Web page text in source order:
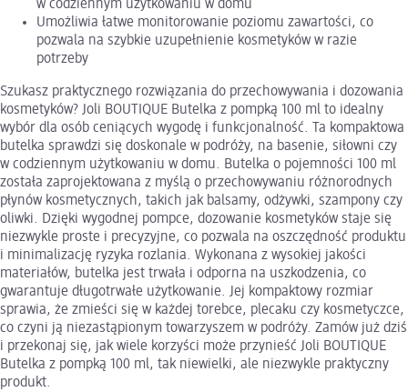
w codziennym użytkowaniu w domu
Umożliwia łatwe monitorowanie poziomu zawartości, co
pozwala na szybkie uzupełnienie kosmetyków w razie
potrzeby
Szukasz praktycznego rozwiązania do przechowywania i dozowania
kosmetyków? Joli BOUTIQUE Butelka z pompką 100 ml to idealny
wybór dla osób ceniących wygodę i funkcjonalność. Ta kompaktowa
butelka sprawdzi się doskonale w podróży, na basenie, siłowni czy
w codziennym użytkowaniu w domu. Butelka o pojemności 100 ml
została zaprojektowana z myślą o przechowywaniu różnorodnych
płynów kosmetycznych, takich jak balsamy, odżywki, szampony czy
oliwki. Dzięki wygodnej pompce, dozowanie kosmetyków staje się
niezwykle proste i precyzyjne, co pozwala na oszczędność produktu
i minimalizację ryzyka rozlania. Wykonana z wysokiej jakości
materiałów, butelka jest trwała i odporna na uszkodzenia, co
gwarantuje długotrwałe użytkowanie. Jej kompaktowy rozmiar
sprawia, że zmieści się w każdej torebce, plecaku czy kosmetyczce,
co czyni ją niezastąpionym towarzyszem w podróży. Zamów już dziś
i przekonaj się, jak wiele korzyści może przynieść Joli BOUTIQUE
Butelka z pompką 100 ml, tak niewielki, ale niezwykle praktyczny
produkt.